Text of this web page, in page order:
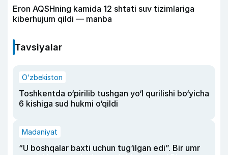
Eron AQSHning kamida 12 shtati suv tizimlariga
kiberhujum qildi — manba
Tavsiyalar
O‘zbekiston
Toshkentda o‘pirilib tushgan yo‘l qurilishi bo‘yicha
6 kishiga sud hukmi o‘qildi
Madaniyat
“U boshqalar baxti uchun tug‘ilgan edi”. Bir umr